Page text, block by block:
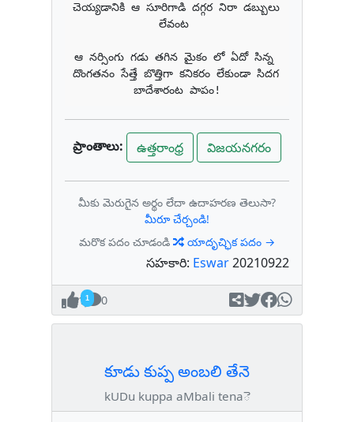
చెయ్యడానికి ఆ సూరిగాడి దగ్గర నిరా డబ్బులు
లేవంట
ఆ నర్సింగు గడు తగిన మైకం లో ఏదో సిన్న
దొంగతనం సేత్తే బొత్తిగా కనికరం లేకుండా సిదగ
బాదేశారంట పాపం!
ప్రాంతాలు: ఉత్తరాంధ్ర విజయనగరం
మీకు మెరుగైన అర్థం లేదా ఉదాహరణ తెలుసా?
మీరూ చేర్చండి!
మరొక పదం చూడండి
యాదృచ్ఛిక పదం →
సహకారి: Eswar20210922
1 0
కూడు కుప్ప అంబలి తేనె
kUDu kuppa aMbali tenaె